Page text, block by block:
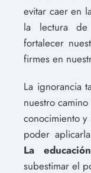
evitar caer en
la lectura
fortalecer
firmes en
La ignorancia
nuestro
conocimiento
poder
La
subestimar el